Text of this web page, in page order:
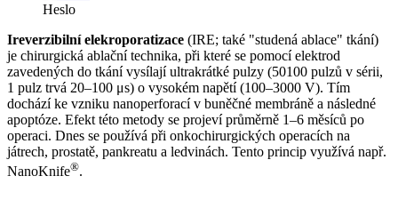
Heslo
Ireverzibilní elekroporatizace (IRE; také "studená ablace" tkání)
je chirurgická ablační technika, při které se pomocí elektrod
zavedených do tkání vysílají ultrakrátké pulzy (50100 pulzů v sérii,
1 pulz trvá 20–100 μs) o vysokém napětí (100–3000 V). Tím
dochází ke vzniku nanoperforací v buněčné membráně a následné
apoptóze. Efekt této metody se projeví průměrně 1–6 měsíců po
operaci. Dnes se používá při onkochirurgických operacích na
játrech, prostatě, pankreatu a ledvinách. Tento princip využívá např.
NanoKnife®.